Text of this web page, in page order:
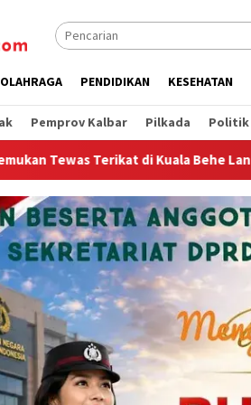
OLAHRAGA PENDIDIKAN KESEHATAN
Pemprov Kalbar Pilkada Politik
Landak, Polisi Selidiki Kasusnya